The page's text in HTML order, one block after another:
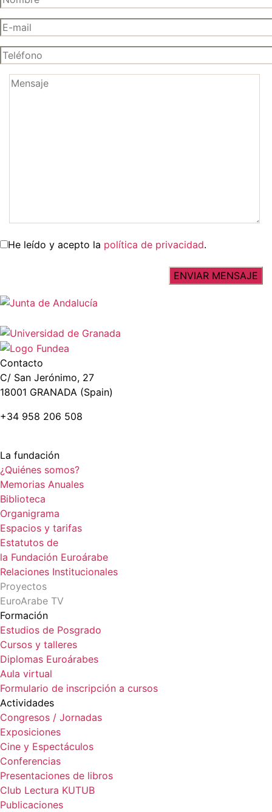
He leído y acepto la política de privacidad.
Contacto
C/ San Jerónimo, 27
18001 GRANADA (Spain)
+34 958 206 508
La fundación
¿Quiénes somos?
Memorias Anuales
Biblioteca
Organigrama
Espacios y tarifas
Estatutos de
la Fundación Euroárabe
Relaciones Institucionales
Proyectos
EuroArabe TV
Formación
Estudios de Posgrado
Cursos y talleres
Diplomas Euroárabes
Aula virtual
Formulario de inscripción a cursos
Actividades
Congresos / Jornadas
Exposiciones
Cine y Espectáculos
Conferencias
Presentaciones de libros
Club Lectura KUTUB
Publicaciones